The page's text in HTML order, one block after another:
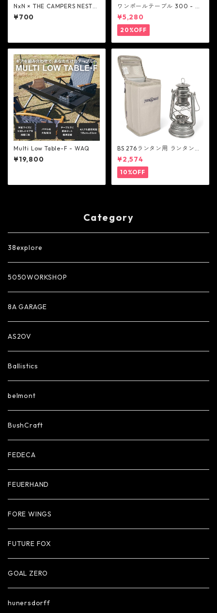
NxN × THE CAMPERS NEST
オリジナルステッカー 2種 - N
ext Natural
¥700
ワンポールテーブル 300 - be
lmont
¥5,280
20%OFF
Multi Low Table-F - WAQ
¥19,800
BS 276ランタン用 ランタンケ
ース - FEUERHAND
¥2,574
10%OFF
Category
38explore
5050WORKSHOP
8A GARAGE
AS2OV
Ballistics
belmont
BushCraft
FEDECA
FEUERHAND
FORE WINGS
FUTURE FOX
GOAL ZERO
hunersdorff